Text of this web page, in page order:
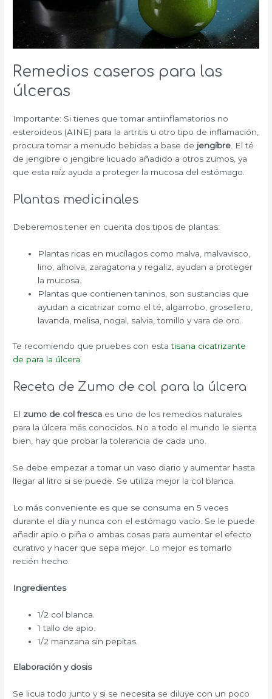
Remedios caseros para las
úlceras
Importante: Si tienes que tomar antiinflamatorios no
esteroideos (AINE) para la artritis u otro tipo de inflamación,
procura tomar a menudo bebidas a base de jengibre El té
de jengibre o jengibre licuado añadido a otros zumos, ya
que esta raíz ayuda a proteger la mucosa del estómago.
Plantas medicinales
Deberemos tener en cuenta dos tipos de plantas:
Plantas ricas en mucílagos como malva , malvavisco,
lino, alholva, zaragatona y regaliz, ayudan a proteger
la mucosa.
Plantas que contienen taninos, son sustancias que
ayudan a cicatrizar como el té, algarrobo, grosellero,
lavanda, melisa, nogal, salvia,tomillo yvara de oro.
Te recomiendo que pruebes con estatisana cicatrizante
de para la úlcera
Receta de Zumo de col para la úlcera
El zumo de col fresca es uno de los remedios naturales
para la úlcera más conocidos. No a todo el mundo le sienta
bien, hay que probar la tolerancia de cada uno.
Se debe empezar a tomar un vaso diario y aumentar hasta
llegar al litro si se puede. Se utiliza mejor la col blanca.
Lo más conveniente es que se consuma en 5 veces
durante el día y nunca con el estómago vacío. Se le puede
añadir apio o piña o ambas cosas para aumentar el efecto
curativo y hacer que sepa mejor. Lo mejor es tomarlo
recién hecho.
Ingredientes
1/2 col blanca.
1 tallo de apio.
1/2 manzana sin pepitas.
Elaboración y dosis
Se licua todo junto y si se necesita se diluye con un poco